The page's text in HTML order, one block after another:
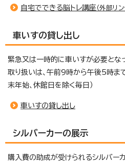
自宅でできる脳トレ講座 （外部リン
車いすの貸し出し
緊急又は一時的に車いすが必要とな
取り扱いは、午前9時から午後5時ま
末年始、休館日を除く毎日）
車いすの貸し出し
シルバーカーの展示
購入費の助成が受けられるシルバー